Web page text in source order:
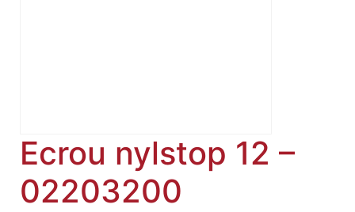
Ecrou nylstop 12 –
02203200